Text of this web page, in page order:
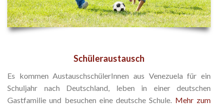
Schüleraustausch
Es kommen AustauschschülerInnen aus Venezuela für ein
Schuljahr nach Deutschland, leben in einer deutschen
Gastfamilie und besuchen eine deutsche Schule. Mehr zum